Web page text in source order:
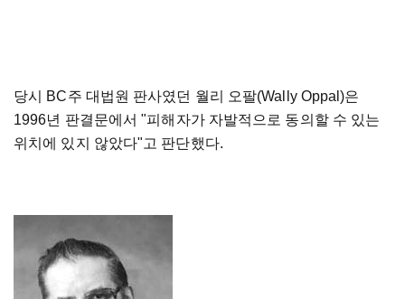
당시 BC주 대법원 판사였던 월리 오팔(Wally Oppal)은
1996년 판결문에서 "피해자가 자발적으로 동의할 수 있는
위치에 있지 않았다"고 판단했다.